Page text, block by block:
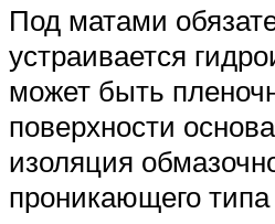
Под матами
устраивается
может быть
поверхности
изоляция
проникающего типа